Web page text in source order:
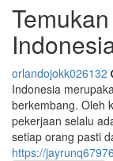
orlandojokk026132
Indonesia
berkembang. Oleh
pekerjaan selalu
setiap orang pasti
https://